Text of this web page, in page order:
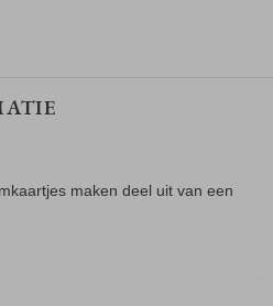
maken deel uit van een